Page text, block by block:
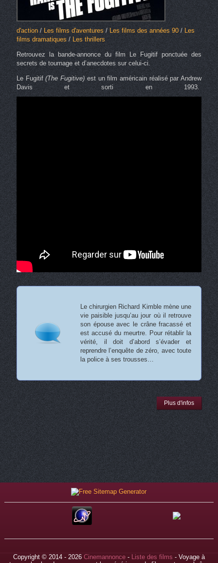
d'action/ Les films d'aventures/ Les films des années 90/ Les
films dramatiques/ Les thrillers
Retrouvez la bande-annonce du film Le Fugitif ponctuée des
secrets de tournage et d’anecdotes sur celui-ci.
Le Fugitif(The Fugitive)est un film américain réalisé par Andrew
Davis et sorti en 1993.
Le chirurgien Richard Kimble mène une
vie paisible jusqu’au jour où il retrouve
son épouse avec le crâne fracassé et
est accusé du meurtre. Pour rétablir la
vérité, il doit d’abord s’évader et
reprendre l’enquête de zéro, avec toute
la police à ses trousses…
Plus d'infos
Copyright © 2014 - 2026 Cinemannonce- Liste des films - Voyage à